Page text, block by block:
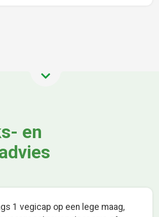
en
1 vegicap op een lege maag,